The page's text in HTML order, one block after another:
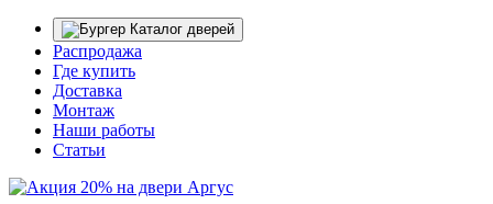
Каталог дверей
Распродажа
Где купить
Доставка
Монтаж
Наши работы
Статьи